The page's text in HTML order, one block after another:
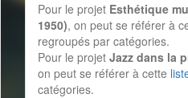
Pour le projet Esthétique
1950), on peut se référer à
regroupés par catégories.
Pour le projet Jazz dans la
on peut se référer à cette
catégories.